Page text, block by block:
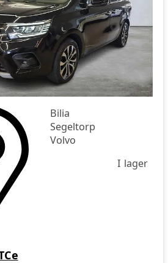
Bilia
Segeltorp
Volvo
I lager